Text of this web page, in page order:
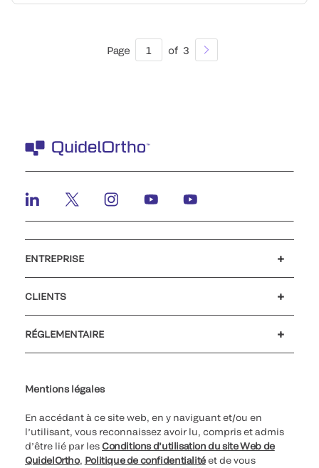
Page 1 of 3
ENTREPRISE
CLIENTS
RÉGLEMENTAIRE
Mentions légales
En accédant à ce site web, en y naviguant et/ou en
l’utilisant, vous reconnaissez avoir lu, compris et admis
d’être lié par lesConditions d’utilisation du site Web de
QuidelOrtho, Politique de confidentialitéet de vous